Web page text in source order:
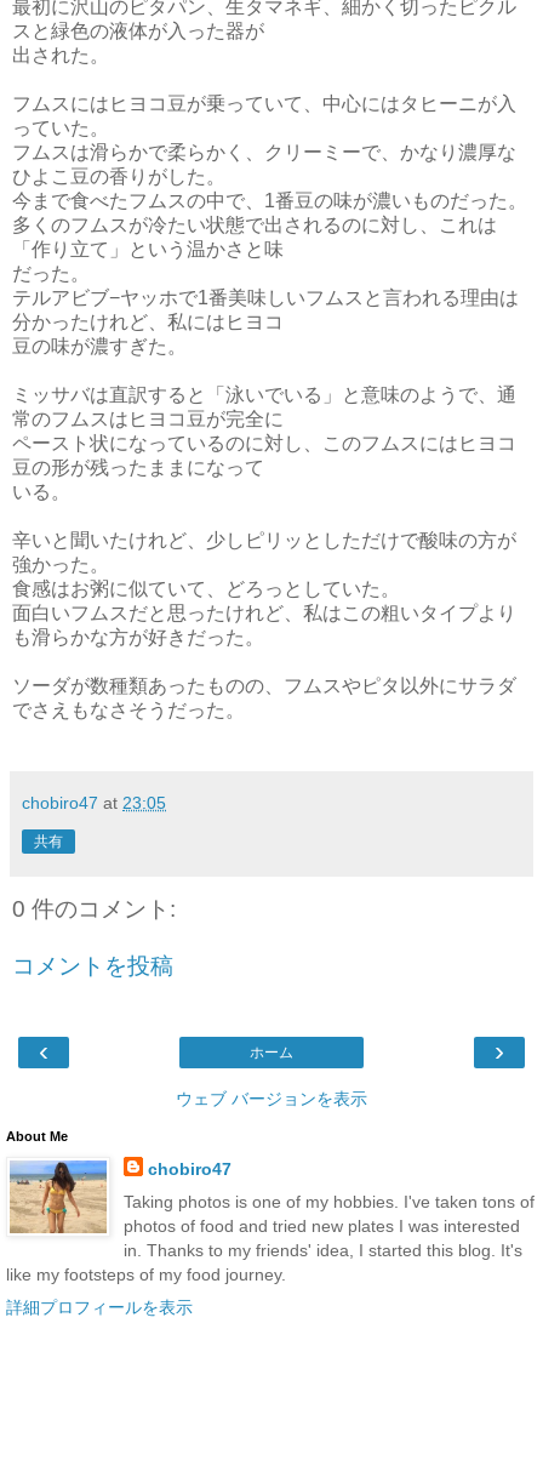
最初に沢山のピタパン、生タマネギ、細かく切ったピクル
スと緑色の液体が入った器が
出された。
フムスにはヒヨコ豆が乗っていて、中心にはタヒーニが入
っていた。
フムスは滑らかで柔らかく、クリーミーで、かなり濃厚な
ひよこ豆の香りがした。
今まで食べたフムスの中で、1番豆の味が濃いものだった。
多くのフムスが冷たい状態で出されるのに対し、これは
「作り立て」という温かさと味
だった。
テルアビブ−ヤッホで1番美味しいフムスと言われる理由は
分かったけれど、私にはヒヨコ
豆の味が濃すぎた。
ミッサバは直訳すると「泳いでいる」と意味のようで、通
常のフムスはヒヨコ豆が完全に
ペースト状になっているのに対し、このフムスにはヒヨコ
豆の形が残ったままになって
いる。
辛いと聞いたけれど、少しピリッとしただけで酸味の方が
強かった。
食感はお粥に似ていて、どろっとしていた。
面白いフムスだと思ったけれど、私はこの粗いタイプより
も滑らかな方が好きだった。
ソーダが数種類あったものの、フムスやピタ以外にサラダ
でさえもなさそうだった。
chobiro47 at 23:05
共有
0 件のコメント:
コメントを投稿
‹ ›
ホーム
ウェブ バージョンを表示
About Me
chobiro47
Taking photos is one of my hobbies. I've taken tons of
photos of food and tried new plates I was interested
in. Thanks to my friends' idea, I started this blog. It's
like my footsteps of my food journey.
詳細プロフィールを表示